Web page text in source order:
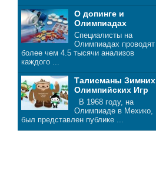
О допинге и
Олимпиадах
Специалисты на
Олимпиадах проводят
более чем 4.5 тысячи анализов
каждого ...
Талисманы Зимних
Олимпийских Игр
В 1968 году, на
Олимпиаде в Мехико,
был представлен публике ...